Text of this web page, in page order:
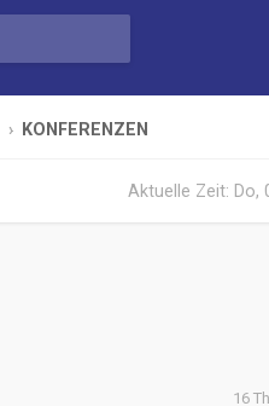
KONFERENZEN
Aktuelle Zeit: Do,
16